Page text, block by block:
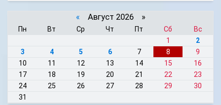
« Август 2026 »
Пн Вт Ср Чт Пт Сб
Вс
1
2
3
4 5 6 7 8
9
10
11 12 13 14 15
16
17
18 19 20 21 22
23
24
25 26 27 28 29
30
31